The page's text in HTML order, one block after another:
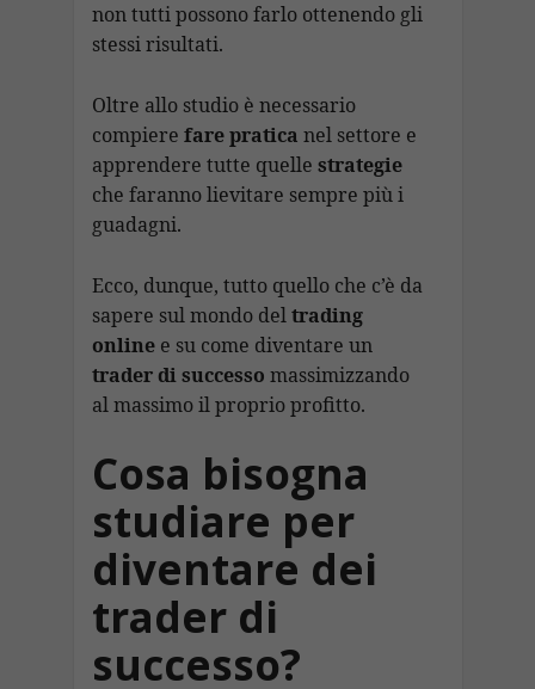
non tutti possono farlo ottenendo gli
stessi risultati.
Oltre allo studio è necessario
compiere fare pratica nel settore e
apprendere tutte quelle strategie
che faranno lievitare sempre più i
guadagni.
Ecco, dunque, tutto quello che c’è da
sapere sul mondo deltrading
onlinee su come diventare un
trader di successo massimizzando
al massimo il proprio profitto.
Cosa bisogna
studiare per
diventare dei
trader di
successo?